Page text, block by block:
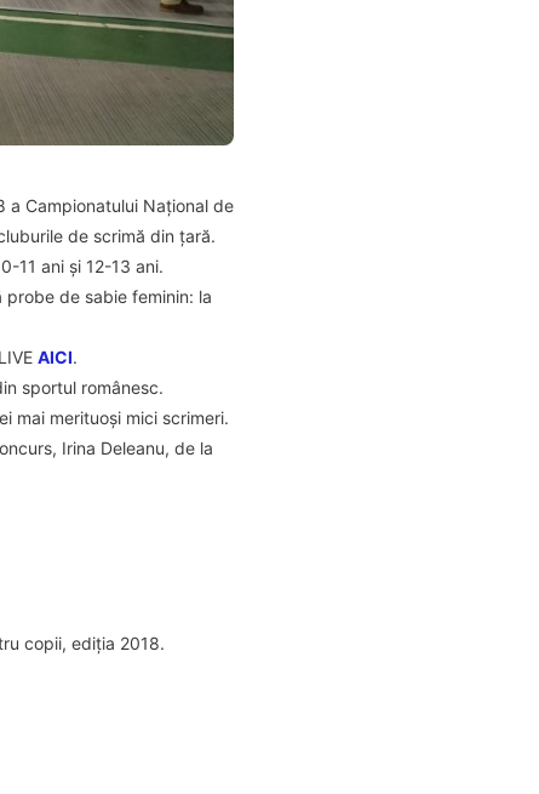
a Campionatului Național de
de scrimă din țară.
11 ani și 12-13 ani.
probe de sabie feminin: la
AICI.
sportul românesc.
mai merituoși mici scrimeri.
Irina Deleanu, de la
copii, ediția 2018.